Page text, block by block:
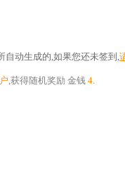
动生成的,如果您还未签到,
,获得随机奖励 金钱 4